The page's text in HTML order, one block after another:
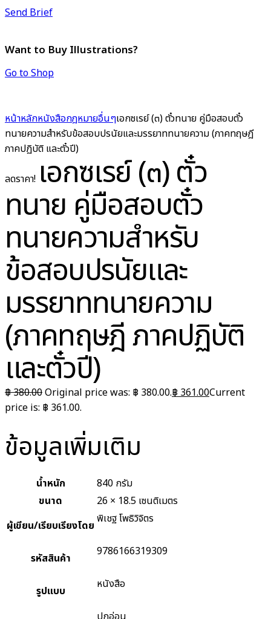
Send Brief
Want to Buy Illustrations?
Go to Shop
หน้าหลักหนังสือกฎหมายอื่นๆเอกซเรย์ (๓) ตั๋วทนาย คู่มือสอบตั๋ว
ทนายความสำหรับข้อสอบปรนัยและมรรยาททนายความ (ภาคทฤษฎี
ภาคปฏิบัติ และตั๋วปี)
ลดราคา! เอกซเรย์ (๓) ตั๋ว
ทนาย คู่มือสอบตั๋ว
ทนายความสำหรับ
ข้อสอบปรนัยและ
มรรยาททนายความ
(ภาคทฤษฎี ภาคปฏิบัติ
และตั๋วปี)
฿380.00Original price was: ฿ 380.00.฿ 361.00Current
price is: ฿ 361.00.
ข้อมูลเพิ่มเติม
น้ำหนัก
840 กรัม
ขนาด
26 × 18.5 เซนติเมตร
ผู้เขียน/เรียบเรียงโดย พิเชฐ โพธิวิจิตร
รหัสสินค้า 9786166319309
รูปแบบ หนังสือ